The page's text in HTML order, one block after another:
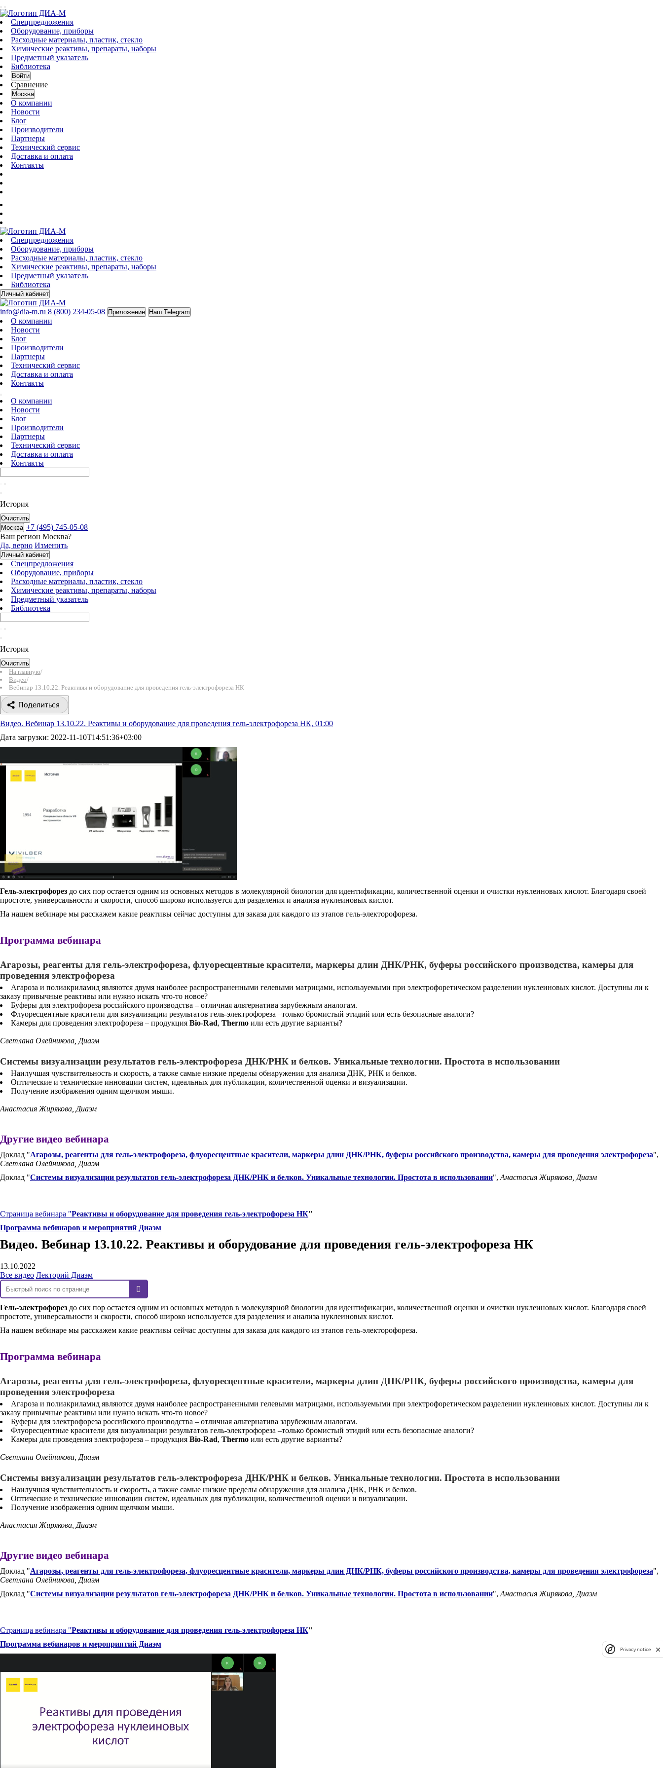
Спецпредложения
Оборудование, приборы
Расходные материалы, пластик, стекло
Химические реактивы, препараты, наборы
Предметный указатель
Библиотека
Войти
Сравнение
Москва
О компании
Новости
Блог
Производители
Партнеры
Технический сервис
Доставка и оплата
Контакты
Спецпредложения
Оборудование, приборы
Расходные материалы, пластик, стекло
Химические реактивы, препараты, наборы
Предметный указатель
Библиотека
Личный кабинет
info@dia-m.ru 8 (800) 234-05-08 Приложение Наш Telegram
О компании
Новости
Блог
Производители
Партнеры
Технический сервис
Доставка и оплата
Контакты
О компании
Новости
Блог
Производители
Партнеры
Технический сервис
Доставка и оплата
Контакты
История
Очистить
Москва +7 (495) 745-05-08
Ваш регион Москва?
Да, верно Изменить
Личный кабинет
Спецпредложения
Оборудование, приборы
Расходные материалы, пластик, стекло
Химические реактивы, препараты, наборы
Предметный указатель
Библиотека
История
Очистить
На главную/
Видео/
Вебинар 13.10.22. Реактивы и оборудование для проведения гель-электрофореза НК
Поделиться
Видео. Вебинар 13.10.22. Реактивы и оборудование для проведения гель-электрофореза НК, 01:00
Дата загрузки: 2022-11-10T14:51:36+03:00
Гель-электрофорез до сих пор остается одним из основных методов в молекулярной биологии для идентификации, количественной оценки и очистки нуклеиновых кислот. Благодаря своей
простоте, универсальности и скорости, способ широко используется для разделения и анализа нуклеиновых кислот.
На нашем вебинаре мы расскажем какие реактивы сейчас доступны для заказа для каждого из этапов гель-электорофореза.
Программа вебинара
Агарозы, реагенты для гель-электрофореза, флуоресцентные красители, маркеры длин ДНК/РНК, буферы российского производства, камеры для
проведения электрофореза
Агароза и полиакриламид являются двумя наиболее распространенными гелевыми матрицами, используемыми при электрофоретическом разделении нуклеиновых кислот. Доступны ли к
заказу привычные реактивы или нужно искать что-то новое?
Буферы для электрофореза российского производства – отличная альтернатива зарубежным аналогам.
Флуоресцентные красители для визуализации результатов гель-электрофореза –только бромистый этидий или есть безопасные аналоги?
Камеры для проведения электрофореза – продукция Bio-Rad, Thermo или есть другие варианты?
Светлана Олейникова, Диаэм
Системы визуализации результатов гель-электрофореза ДНК/РНК и белков. Уникальные технологии. Простота в использовании
Наилучшая чувствительность и скорость, а также самые низкие пределы обнаружения для анализа ДНК, РНК и белков.
Оптические и технические инновации систем, идеальных для публикации, количественной оценки и визуализации.
Получение изображения одним щелчком мыши.
Анастасия Жирякова, Диаэм
Другие видео вебинара
Доклад "Агарозы, реагенты для гель-электрофореза, флуоресцентные красители, маркеры длин ДНК/РНК, буферы российского производства, камеры для проведения электрофореза",
Светлана Олейникова, Диаэм
Доклад "Системы визуализации результатов гель-электрофореза ДНК/РНК и белков. Уникальные технологии. Простота в использовании", Анастасия Жирякова, Диаэм
Страница вебинара "Реактивы и оборудование для проведения гель-электрофореза НК"
Программа вебинаров и мероприятий Диаэм
Видео. Вебинар 13.10.22. Реактивы и оборудование для проведения гель-электрофореза НК
13.10.2022
Все видео Лекторий Диаэм
Гель-электрофорез до сих пор остается одним из основных методов в молекулярной биологии для идентификации, количественной оценки и очистки нуклеиновых кислот. Благодаря своей
простоте, универсальности и скорости, способ широко используется для разделения и анализа нуклеиновых кислот.
На нашем вебинаре мы расскажем какие реактивы сейчас доступны для заказа для каждого из этапов гель-электорофореза.
Программа вебинара
Агарозы, реагенты для гель-электрофореза, флуоресцентные красители, маркеры длин ДНК/РНК, буферы российского производства, камеры для
проведения электрофореза
Агароза и полиакриламид являются двумя наиболее распространенными гелевыми матрицами, используемыми при электрофоретическом разделении нуклеиновых кислот. Доступны ли к
заказу привычные реактивы или нужно искать что-то новое?
Буферы для электрофореза российского производства – отличная альтернатива зарубежным аналогам.
Флуоресцентные красители для визуализации результатов гель-электрофореза –только бромистый этидий или есть безопасные аналоги?
Камеры для проведения электрофореза – продукция Bio-Rad, Thermo или есть другие варианты?
Светлана Олейникова, Диаэм
Системы визуализации результатов гель-электрофореза ДНК/РНК и белков. Уникальные технологии. Простота в использовании
Наилучшая чувствительность и скорость, а также самые низкие пределы обнаружения для анализа ДНК, РНК и белков.
Оптические и технические инновации систем, идеальных для публикации, количественной оценки и визуализации.
Получение изображения одним щелчком мыши.
Анастасия Жирякова, Диаэм
Другие видео вебинара
Доклад "Агарозы, реагенты для гель-электрофореза, флуоресцентные красители, маркеры длин ДНК/РНК, буферы российского производства, камеры для проведения электрофореза",
Светлана Олейникова, Диаэм
Доклад "Системы визуализации результатов гель-электрофореза ДНК/РНК и белков. Уникальные технологии. Простота в использовании", Анастасия Жирякова, Диаэм
Страница вебинара "Реактивы и оборудование для проведения гель-электрофореза НК"
Программа вебинаров и мероприятий Диаэм
Privacy notice